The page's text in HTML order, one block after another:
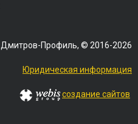
Дмитров-Профиль, © 2016-2026
Юридическая информация
создание сайтов